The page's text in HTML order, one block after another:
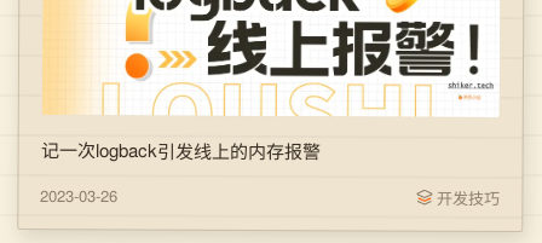
记一次logback引发线上的内存报警
2023-03-26 开发技巧